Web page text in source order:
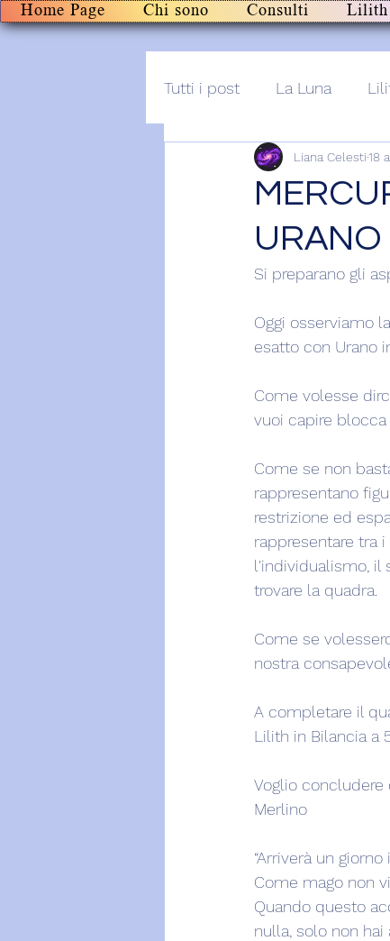
Home Page Chi sono Consulti Lilith
Tutti i post La Luna
Post+audio
URANO
Liana Celesti18
Si preparano gli
Oggi osserviamo
esatto con Urano
Come volesse
vuoi capire blocca
Come se non
rappresentano
restrizione ed
rappresentare tra
l'individualismo, il
trovare la quadra.
Come se
nostra
A completare il
Lilith in Bilancia a
Voglio concludere
Merlino
“Arriverà un
Come mago non
Quando questo
nulla, solo non